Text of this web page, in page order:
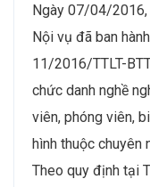
Ngày 07/04/2016,
Nội vụ đã ban
11/2016/TTLT-
chức danh nghề
viên, phóng viên,
hình thuộc chuyên
Theo quy định tại